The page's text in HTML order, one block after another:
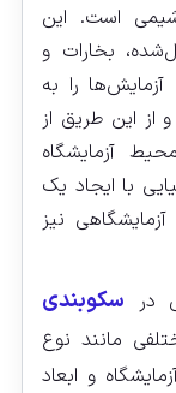
شیمی است. این
بخارات و
را به
از این طریق از
آزمایشگاه
با ایجاد یک
نیز
در سکوبندی
مانند نوع
و ابعاد